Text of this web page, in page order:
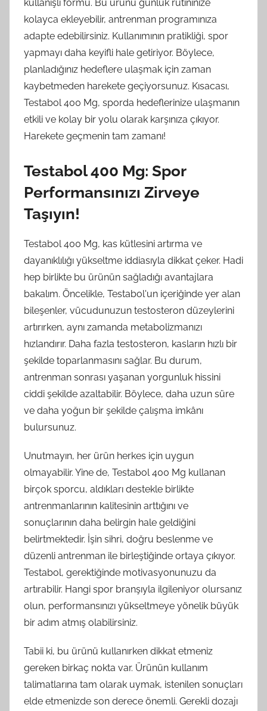
kullanışlı formu. Bu ürünü günlük rutininize
kolayca ekleyebilir, antrenman programınıza
adapte edebilirsiniz. Kullanımının pratikliği, spor
yapmayı daha keyifli hale getiriyor. Böylece,
planladığınız hedeflere ulaşmak için zaman
kaybetmeden harekete geçiyorsunuz. Kısacası,
Testabol 400 Mg, sporda hedeflerinize ulaşmanın
etkili ve kolay bir yolu olarak karşınıza çıkıyor.
Harekete geçmenin tam zamanı!
Testabol 400 Mg: Spor
Performansınızı Zirveye
Taşıyın!
Testabol 400 Mg, kas kütlesini artırma ve
dayanıklılığı yükseltme iddiasıyla dikkat çeker. Hadi
hep birlikte bu ürünün sağladığı avantajlara
bakalım. Öncelikle, Testabol'un içeriğinde yer alan
bileşenler, vücudunuzun testosteron düzeylerini
artırırken, aynı zamanda metabolizmanızı
hızlandırır. Daha fazla testosteron, kasların hızlı bir
şekilde toparlanmasını sağlar. Bu durum,
antrenman sonrası yaşanan yorgunluk hissini
ciddi şekilde azaltabilir. Böylece, daha uzun süre
ve daha yoğun bir şekilde çalışma imkânı
bulursunuz.
Unutmayın, her ürün herkes için uygun
olmayabilir. Yine de, Testabol 400 Mg kullanan
birçok sporcu, aldıkları destekle birlikte
antrenmanlarının kalitesinin arttığını ve
sonuçlarının daha belirgin hale geldiğini
belirtmektedir. İşin sihri, doğru beslenme ve
düzenli antrenman ile birleştiğinde ortaya çıkıyor.
Testabol, gerektiğinde motivasyonunuzu da
artırabilir. Hangi spor branşıyla ilgileniyor olursanız
olun, performansınızı yükseltmeye yönelik büyük
bir adım atmış olabilirsiniz.
Tabii ki, bu ürünü kullanırken dikkat etmeniz
gereken birkaç nokta var. Ürünün kullanım
talimatlarına tam olarak uymak, istenilen sonuçları
elde etmenizde son derece önemli. Gerekli dozajı